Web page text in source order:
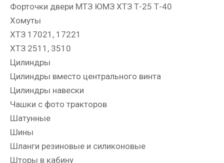
Форточки двери МТЗ ЮМЗ ХТЗ Т-25 Т-40
Хомуты
ХТЗ 17021, 17221
ХТЗ 2511, 3510
Цилиндры
Цилиндры вместо центрального винта
Цилиндры навески
Чашки с фото тракторов
Шатунные
Шины
Шланги резиновые и силиконовые
Шторы в кабину